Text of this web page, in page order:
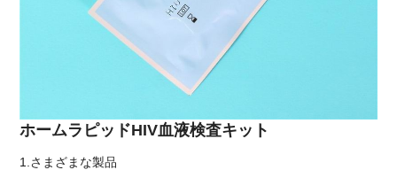
ホームラピッドHIV血液検査キット
1.さまざまな製品